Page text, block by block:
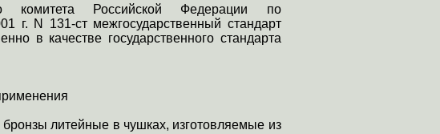
комитета Российской Федерации по
г. N 131-ст межгосударственный стандарт
в качестве государственного стандарта
литейные в чушках, изготовляемые из